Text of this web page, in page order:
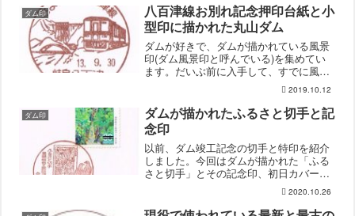
ダム印
八百津線お別れ記念押印台紙と小
型印に描かれた丸山ダム
ダムが好きで、ダムが描かれている風景
印(ダム風景印と呼んでいる)を集めてい
ます。だいぶ前に入手して、すでに風景
印のページで紹介をしていた八百津線最
終運行記念の小型印なのですが、最近押
印台紙と言うものを入手したので、紹介
したいと思います。名鉄...
2019.10.12
ダム印
ダムが描かれたふるさと切手と記
念印
以前、ダム竣工記念の切手と特印を紹介
しました。今回はダムが描かれた「ふる
さと切手」とその記念印、初日カバー
(FDC)を紹介します。切手は昔ダム便覧
で紹介されていたことがあるし、ダム大
百科でも高根たかねさんが紹介してるの
2020.10.26